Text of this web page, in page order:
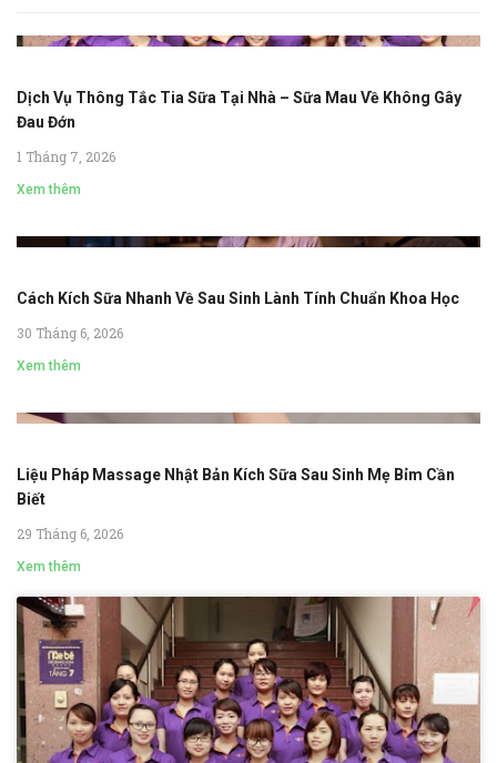
Dịch Vụ Thông Tắc Tia Sữa Tại Nhà – Sữa Mau Về Không Gây
Đau Đớn
1 Tháng 7, 2026
Xem thêm
Cách Kích Sữa Nhanh Về Sau Sinh Lành Tính Chuẩn Khoa Học
30 Tháng 6, 2026
Xem thêm
Liệu Pháp Massage Nhật Bản Kích Sữa Sau Sinh Mẹ Bỉm Cần
Biết
29 Tháng 6, 2026
Xem thêm